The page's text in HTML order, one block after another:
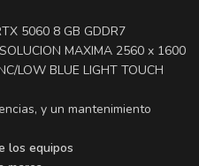
5060 8 GB GDDR7
MAXIMA 2560 x 1600
LOW BLUE LIGHT TOUCH
y un mantenimiento
los equipos